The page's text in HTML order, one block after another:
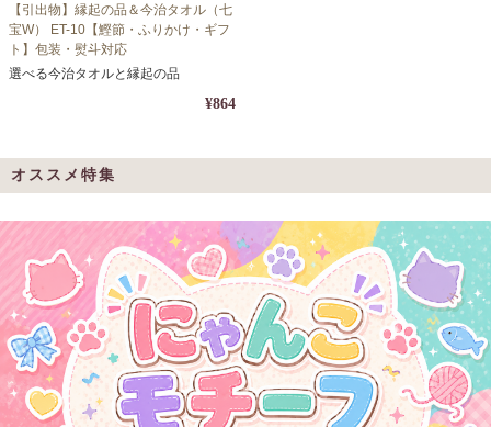
【引出物】縁起の品＆今治タオル（七
宝W） ET-10【鰹節・ふりかけ・ギフ
ト】包装・熨斗対応
選べる今治タオルと縁起の品
¥864
オススメ特集